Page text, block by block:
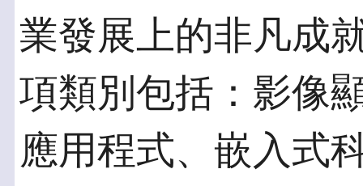
業發展上的非凡成
項類別包括：影像
應用程式、嵌入式